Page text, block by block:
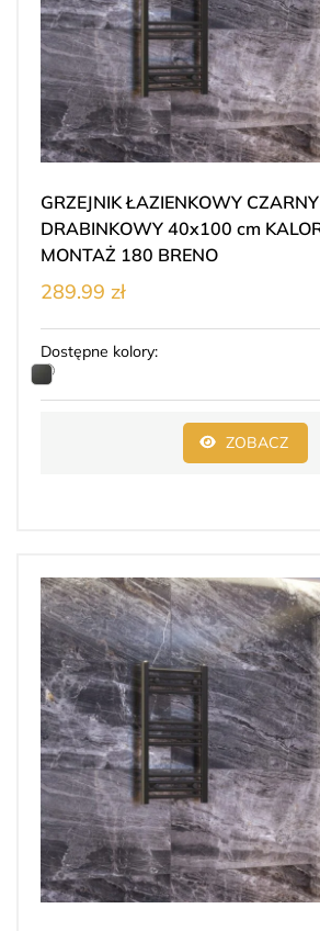
GRZEJNIK ŁAZIENKOWY CZARNY
DRABINKOWY 40x100 cm KALORYFER
MONTAŻ 180 BRENO
289.99 zł
Dostępne kolory:
ZOBACZ